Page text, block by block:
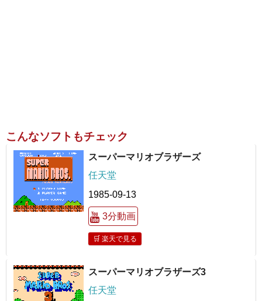
こんなソフトもチェック
スーパーマリオブラザーズ
任天堂
1985-09-13
3分動画
🛒 楽天で見る
スーパーマリオブラザーズ3
任天堂